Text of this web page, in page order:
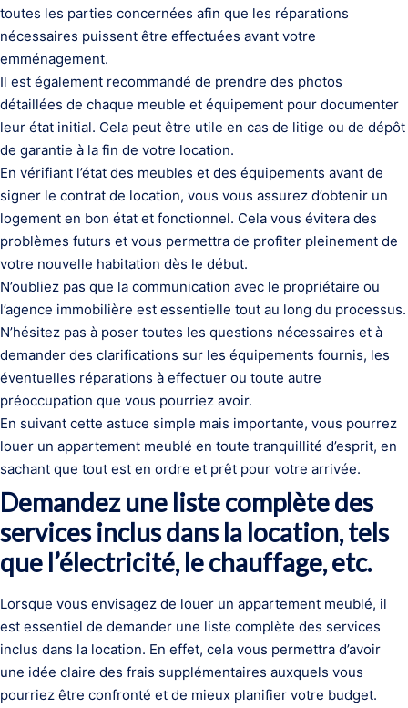
toutes les parties concernées afin que les réparations
nécessaires puissent être effectuées avant votre
emménagement.
Il est également recommandé de prendre des photos
détaillées de chaque meuble et équipement pour documenter
leur état initial. Cela peut être utile en cas de litige ou de dépôt
de garantie à la fin de votre location.
En vérifiant l’état des meubles et des équipements avant de
signer le contrat de location, vous vous assurez d’obtenir un
logement en bon état et fonctionnel. Cela vous évitera des
problèmes futurs et vous permettra de profiter pleinement de
votre nouvelle habitation dès le début.
N’oubliez pas que la communication avec le propriétaire ou
l’agence immobilière est essentielle tout au long du processus.
N’hésitez pas à poser toutes les questions nécessaires et à
demander des clarifications sur les équipements fournis, les
éventuelles réparations à effectuer ou toute autre
préoccupation que vous pourriez avoir.
En suivant cette astuce simple mais importante, vous pourrez
louer un appartement meublé en toute tranquillité d’esprit, en
sachant que tout est en ordre et prêt pour votre arrivée.
Demandez une liste complète des
services inclus dans la location, tels
que l’électricité, le chauffage, etc.
Lorsque vous envisagez de louer un appartement meublé, il
est essentiel de demander une liste complète des services
inclus dans la location. En effet, cela vous permettra d’avoir
une idée claire des frais supplémentaires auxquels vous
pourriez être confronté et de mieux planifier votre budget.